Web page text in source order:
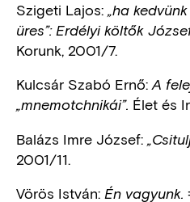
Szigeti Lajos: „ha
üres”: Erdélyi költők
Korunk, 2001/7.
Kulcsár Szabó Ernő: A
„mnemotchnikái”. Élet és
Balázs Imre József:
2001/11.
Vörös István: Én vagyunk.